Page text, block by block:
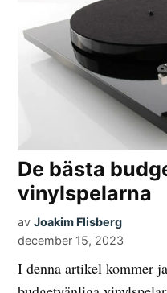
De bästa
vinylspelarna
av Joakim Flisberg
december 15, 2023
I denna artikel kommer